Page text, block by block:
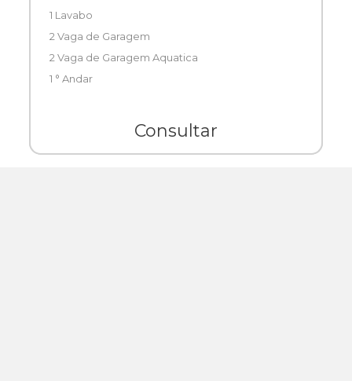
1 Lavabo
2 Vaga de Garagem
2 Vaga de Garagem Aquatica
1 ° Andar
Consultar